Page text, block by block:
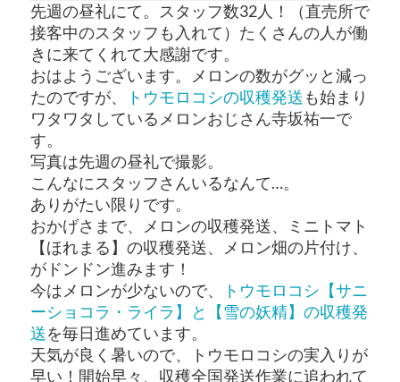
先週の昼礼にて。スタッフ数32人！（直売所で
接客中のスタッフも入れて）たくさんの人が働
きに来てくれて大感謝です。
おはようございます。メロンの数がグッと減っ
たのですが、
トウモロコシの収穫発送も始まり
ワタワタしているメロンおじさん寺坂祐一で
す。
写真は先週の昼礼で撮影。
こんなにスタッフさんいるなんて…。
ありがたい限りです。
おかげさまで、メロンの収穫発送、ミニトマト
【ほれまる】の収穫発送、メロン畑の片付け、
がドンドン進みます！
今はメロンが少ないので、
トウモロコシ【サニ
ーショコラ・ライラ】と【雪の妖精】の収穫発
送を毎日進めています。
天気が良く暑いので、トウモロコシの実入りが
早い！開始早々、収穫全国発送作業に追われて